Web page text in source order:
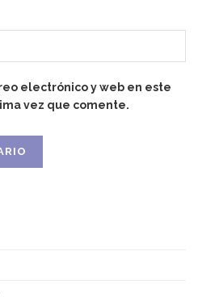
electrónico y web en este
vez que comente.